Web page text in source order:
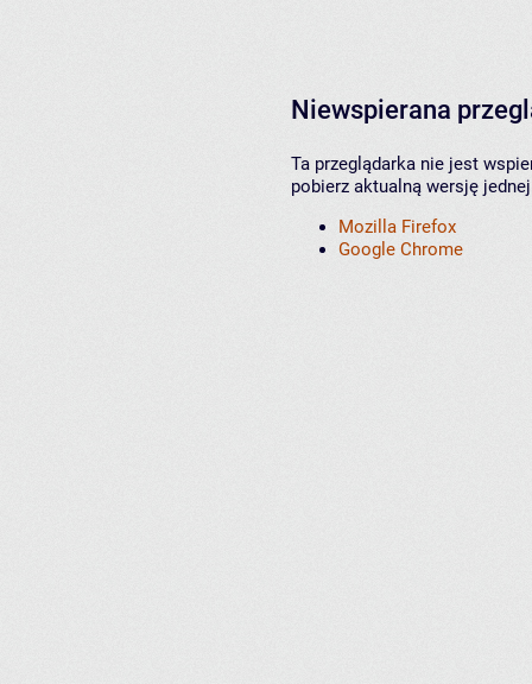
Niewspierana
Ta przeglądarka nie jest
pobierz aktualną wersję
Mozilla Firefox
Google Chrome